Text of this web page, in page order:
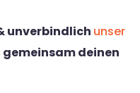
unverbindlich unser
deinen